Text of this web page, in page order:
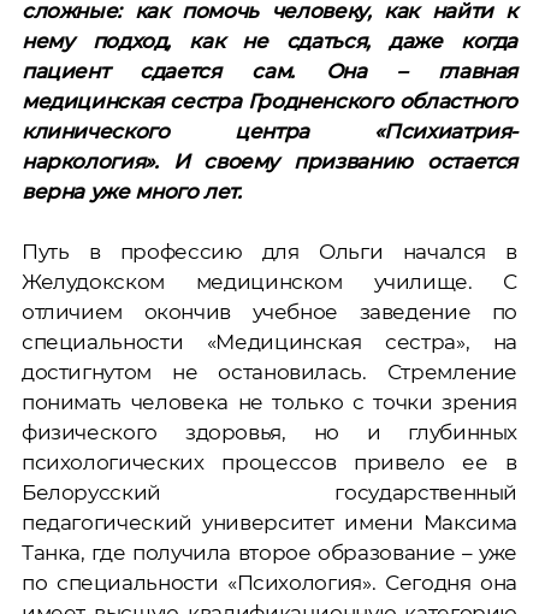
сложные: как помочь человеку, как найти к
нему подход, как не сдаться, даже когда
пациент сдается сам. Она – главная
медицинская сестра Гродненского областного
клинического центра «Психиатрия-
наркология». И своему призванию остается
верна уже много лет.
Путь в профессию для Ольги начался в
Желудокском медицинском училище. С
отличием окончив учебное заведение по
специальности «Медицинская сестра», на
достигнутом не остановилась. Стремление
понимать человека не только с точки зрения
физического здоровья, но и глубинных
психологических процессов привело ее в
Белорусский государственный
педагогический университет имени Максима
Танка, где получила второе образование – уже
по специальности «Психология». Сегодня она